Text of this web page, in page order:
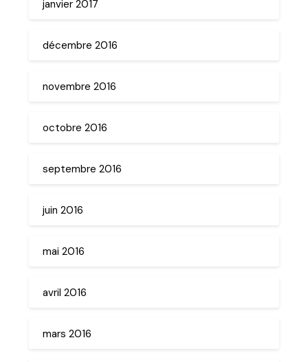
janvier 2017
décembre 2016
novembre 2016
octobre 2016
septembre 2016
juin 2016
mai 2016
avril 2016
mars 2016